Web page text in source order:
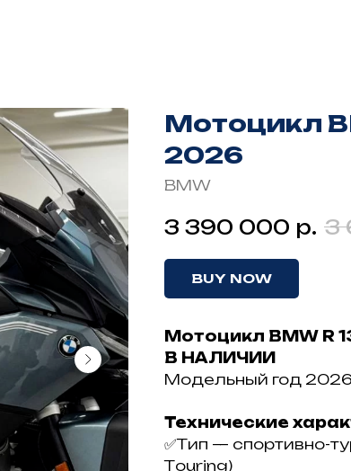
Мотоцикл
2026
BMW
3 390 000 р. 3
BUY NOW
Мотоцикл BMW R
В НАЛИЧИИ
Модельный год
Технические
✅Tип — споpтивно-
Tоuring)